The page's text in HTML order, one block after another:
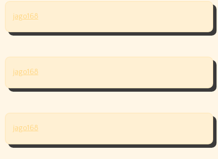
jago168
jago168
jago168